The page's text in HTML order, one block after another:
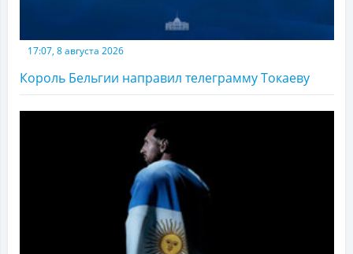
17:07, 8 августа 2026
Король Бельгии направил телеграмму Токаеву